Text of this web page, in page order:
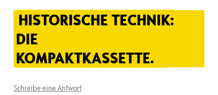
HISTORISCHE TECHNIK:
DIE
KOMPAKTKASSETTE.
Schreibe eine Antwort